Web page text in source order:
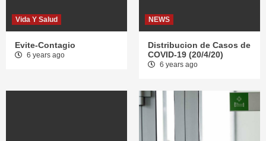
Vida Y Salud
Evite-Contagio
6 years ago
NEWS
Distribucion de Casos de
COVID-19 (20/4/20)
6 years ago